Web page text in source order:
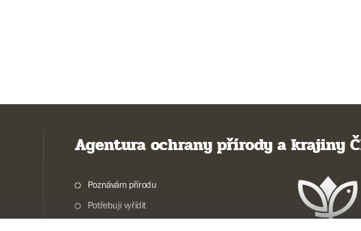
Agentura ochrany přírody a krajiny
Poznávám přírodu
Potřebuji vyřídit